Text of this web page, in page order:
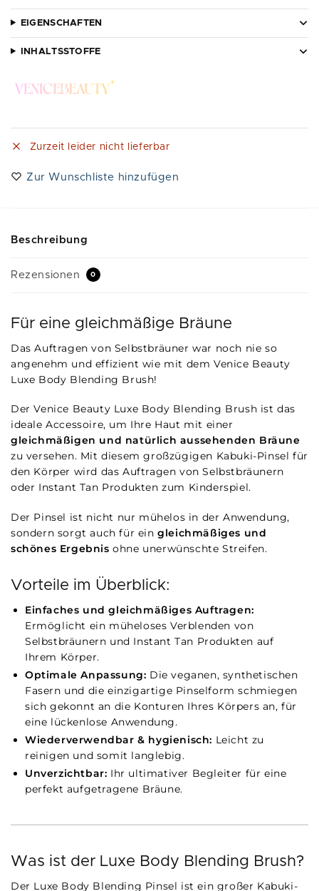
EIGENSCHAFTEN
INHALTSSTOFFE
Zurzeit leider nicht lieferbar
Zur Wunschliste hinzufügen
Beschreibung
Rezensionen 0
Für eine gleichmäßige Bräune
Das Auftragen von Selbstbräuner war noch nie so
angenehm und effizient wie mit dem Venice Beauty
Luxe Body Blending Brush!
Der Venice Beauty Luxe Body Blending Brush ist das
ideale Accessoire, um Ihre Haut mit einer
gleichmäßigen und natürlich aussehenden Bräune
zu versehen. Mit diesem großzügigen Kabuki-Pinsel für
den Körper wird das Auftragen von Selbstbräunern
oder Instant Tan Produkten zum Kinderspiel.
Der Pinsel ist nicht nur mühelos in der Anwendung,
sondern sorgt auch für eingleichmäßiges und
schönes Ergebnis ohne unerwünschte Streifen.
Vorteile im Überblick:
Einfaches und gleichmäßiges Auftragen:
Ermöglicht ein müheloses Verblenden von
Selbstbräunern und Instant Tan Produkten auf
Ihrem Körper.
Optimale Anpassung: Die veganen, synthetischen
Fasern und die einzigartige Pinselform schmiegen
sich gekonnt an die Konturen Ihres Körpers an, für
eine lückenlose Anwendung.
Wiederverwendbar & hygienisch: Leicht zu
reinigen und somit langlebig.
Unverzichtbar: Ihr ultimativer Begleiter für eine
perfekt aufgetragene Bräune.
Was ist der Luxe Body Blending Brush?
Der Luxe Body Blending Pinsel ist ein großer Kabuki-